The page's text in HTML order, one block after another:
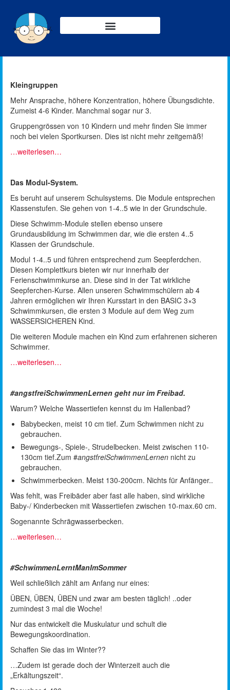
Kleingruppen
Mehr Ansprache, höhere Konzentration, höhere Übungsdichte.
Zumeist 4-6 Kinder. Manchmal sogar nur 3.
Gruppengrössen von 10 Kindern und mehr finden Sie immer
noch bei vielen Sportkursen. Dies ist nicht mehr zeitgemäß!
…weiterlesen…
Das Modul-System.
Es beruht auf unserem Schulsystems. Die Module entsprechen
Klassenstufen. Sie gehen von 1-4..5 wie in der Grundschule.
Diese Schwimm-Module stellen ebenso unsere
Grundausbildung im Schwimmen dar, wie die ersten 4..5
Klassen der Grundschule.
Modul 1-4..5 und führen entsprechend zum Seepferdchen.
Diesen Komplettkurs bieten wir nur innerhalb der
Ferienschwimmkurse an. Diese sind in der Tat wirkliche
Seepferchen-Kurse. Allen unseren Schwimmschülern ab 4
Jahren ermöglichen wir Ihren Kursstart in den BASIC 3×3
Schwimmkursen, die ersten 3 Module auf dem Weg zum
WASSERSICHEREN Kind.
Die weiteren Module machen ein Kind zum erfahrenen sicheren
Schwimmer.
…weiterlesen…
#angstfreiSchwimmenLernen geht nur im Freibad.
Warum? Welche Wassertiefen kennst du im Hallenbad?
Babybecken, meist 10 cm tief. Zum Schwimmen nicht zu
gebrauchen.
Bewegungs-, Spiele-, Strudelbecken. Meist zwischen 110-
130cm tief.Zum #angstfreiSchwimmenLernen nicht zu
gebrauchen.
Schwimmerbecken. Meist 130-200cm. Nichts für Anfänger..
Was fehlt, was Freibäder aber fast alle haben, sind wirkliche
Baby-/ Kinderbecken mit Wassertiefen zwischen 10-max.60 cm.
Sogenannte Schrägwasserbecken.
…weiterlesen…
#SchwimmenLerntManImSommer
Weil schließlich zählt am Anfang nur eines:
ÜBEN, ÜBEN, ÜBEN und zwar am besten täglich! ..oder
zumindest 3 mal die Woche!
Nur das entwickelt die Muskulatur und schult die
Bewegungskoordination.
Schaffen Sie das im Winter??
…Zudem ist gerade doch der Winterzeit auch die
„Erkältungszeit“.